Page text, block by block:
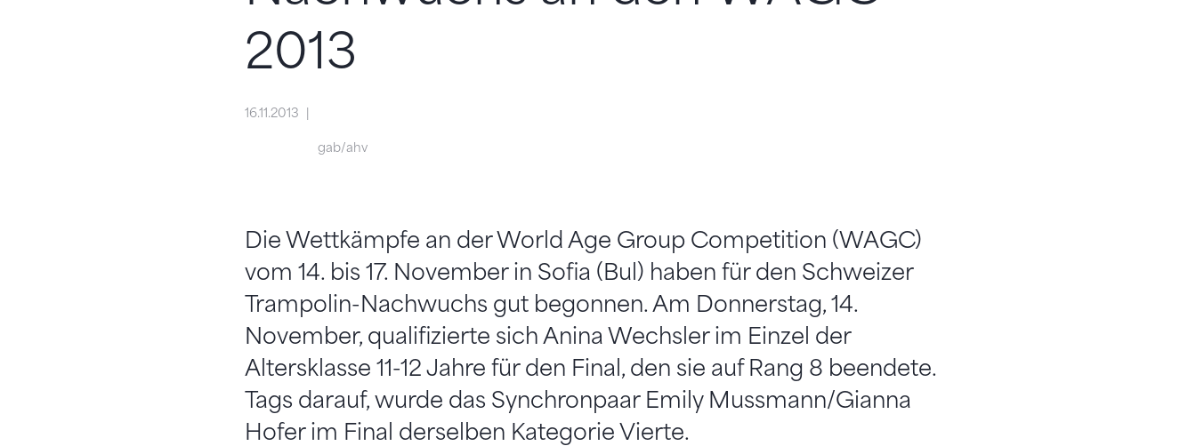
2013
16.11.2013
gab/ahv
Die Wettkämpfe an der World Age Group Competition (WAGC)
vom 14. bis 17. November in Sofia (Bul) haben für den Schweizer
Trampolin-Nachwuchs gut begonnen. Am Donnerstag, 14.
November, qualifizierte sich Anina Wechsler im Einzel der
Altersklasse 11-12 Jahre für den Final, den sie auf Rang 8 beendete.
Tags darauf, wurde das Synchronpaar Emily Mussmann/Gianna
Hofer im Final derselben Kategorie Vierte.